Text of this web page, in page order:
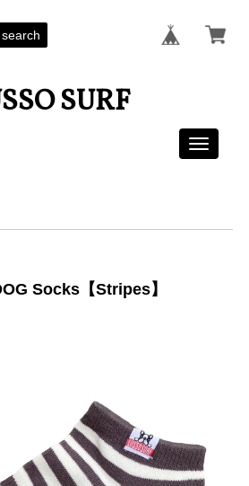
search
SURF
Toggle
Socks【Stripes】